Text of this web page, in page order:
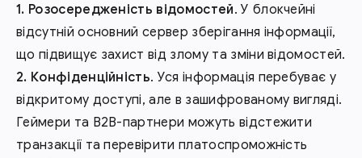
Розосередженість відомостей. У блокчейні
відсутній основний сервер зберігання інформації,
що підвищує захист від злому та зміни відомостей.
Конфіденційність. Уся інформація перебуває у
відкритому доступі, але в зашифрованому вигляді.
Геймери та В2В-партнери можуть відстежити
транзакції та перевірити платоспроможність